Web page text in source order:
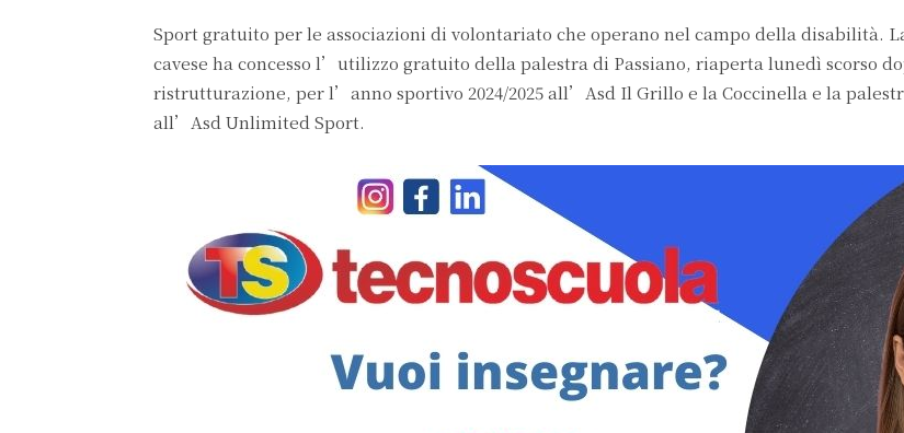
Sport gratuito per le associazioni di volontariato che operano nel campo della disabilità.
cavese ha concesso l’utilizzo gratuito della palestra di Passiano, riaperta lunedì scorso
ristrutturazione, per l’anno sportivo 2024/2025 all’Asd Il Grillo e la Coccinella e la
all’Asd Unlimited Sport.